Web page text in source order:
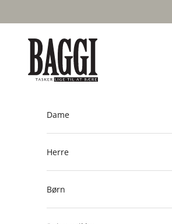
BAGGI
Dame
Herre
Børn